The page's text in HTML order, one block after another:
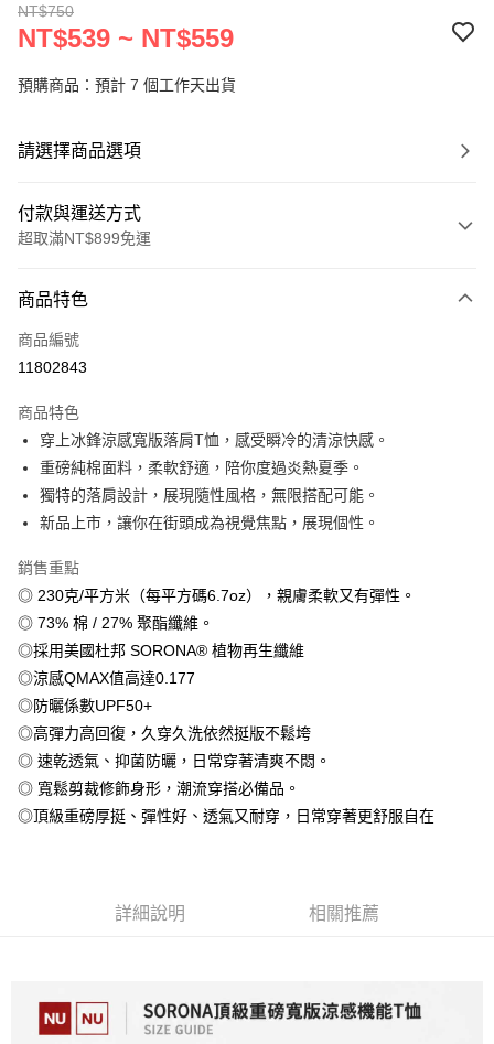
NT$750
NT$539 ~ NT$559
預購商品：預計 7 個工作天出貨
請選擇商品選項
付款與運送方式
超取滿NT$899免運
信用卡一次付款
信用卡分期付款
合作金庫商業銀行
華南商業銀行
彰化商業銀行
上海商業儲蓄銀行
台北富邦商業銀行
國泰世華商業銀行
兆豐國際商業銀行
臺灣中小企業銀行
台中商業銀行
聯邦商業銀行
元大商業銀行
永豐商業銀行
台新國際商業銀行
台灣樂天信用卡公司
6 期 0 利率 每期
華南商業銀行
彰化商業銀行
上海商業儲蓄銀行
台北富邦商業銀行
國泰世華商業銀行
兆豐國際商業銀行
匯豐（台灣）商業銀行
聯邦商業銀行
遠東國際商業銀行
元大商業銀行
玉山商業銀行
星展（台灣）商業銀行
台灣樂天信用卡公司
12 期 0 利率 每期NT$44
合作金庫商業銀行
第一商業銀行
上海商業儲蓄銀行
台北富邦商業銀行
國泰世華商業銀行
臺灣中小企業銀行
匯豐（台灣）商業銀行
華泰商業銀行
聯邦商業銀行
元大商業銀行
永豐商業銀行
玉山商業銀行
台新國際商業銀行
超商取貨付款
LINE Pay
Apple Pay
街口支付
悠遊付
Google Pay
全盈+PAY
大哥付你分期
相關說明
【繳款方式說明】
1.分期款項不併入電信帳單，「大哥付你分期」於每月結算日後寄送繳費提
AFTEE先享後付是「在收到商品之後才付款」的支付方式。 讓您購物簡單
３．安心：先確認商品／服務後，再付款。
【「AFTEE先享後付」結帳流程】
全家付款取貨
每筆NT$65，滿NT$899(含以上)免運費
商品特色
商品編號
11802843
商品特色
穿上冰鋒涼感寬版落肩T恤，感受瞬冷的清涼快感。
重磅純棉面料，柔軟舒適，陪你度過炎熱夏季。
獨特的落肩設計，展現隨性風格，無限搭配可能。
新品上市，讓你在街頭成為視覺焦點，展現個性。
銷售重點
◎ 230克/平方米（每平方碼6.7oz），親膚柔軟又有彈性。
◎ 73% 棉 / 27% 聚酯纖維。
◎採用美國杜邦 SORONA® 植物再生纖維
◎涼感QMAX值高達0.177
◎防曬係數UPF50+
◎高彈力高回復，久穿久洗依然挺版不鬆垮
◎ 速乾透氣、抑菌防曬，日常穿著清爽不悶。
◎ 寬鬆剪裁修飾身形，潮流穿搭必備品。
◎頂級重磅厚挺、彈性好、透氣又耐穿，日常穿著更舒服自在
詳細說明 相關推薦